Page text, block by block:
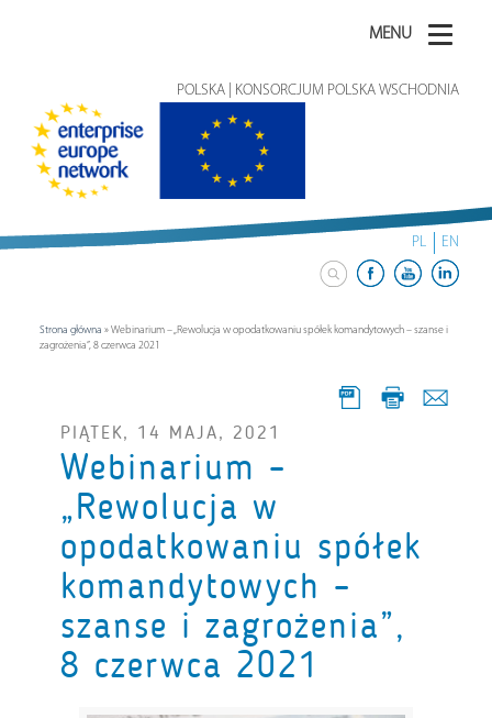
MENU
POLSKA | KONSORCJUM POLSKA WSCHODNIA
PL EN
Strona główna »Webinarium – „Rewolucja w opodatkowaniu spółek komandytowych – szanse i
zagrożenia”, 8 czerwca 2021
PIĄTEK, 14 MAJA, 2021
Webinarium –
„Rewolucja w
opodatkowaniu spółek
komandytowych –
szanse i zagrożenia”,
8 czerwca 2021